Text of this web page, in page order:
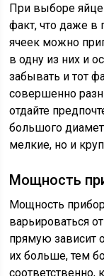
При выборе
факт, что даже в
ячеек можно
в одну из них и
забывать и тот
совершенно
отдайте
большого
мелкие, но и
Мощность
Мощность
варьироваться
прямую зависит
их больше, тем
соответственно,